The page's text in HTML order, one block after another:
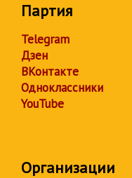
Партия
Telegram
Дзен
ВКонтакте
Одноклассники
YouTube
Организации